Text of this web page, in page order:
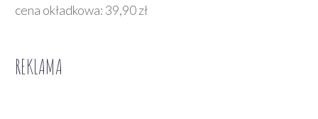
cena okładkowa: 39,90 zł
REKLAMA